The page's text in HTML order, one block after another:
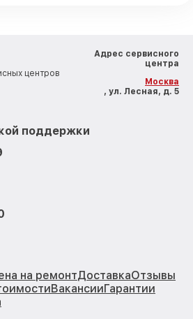
центров
Адрес сервисного
центра
Москва
, ул. Лесная, д. 5
поддержки
на ремонтДоставкаОтзывы
ВакансииГарантии